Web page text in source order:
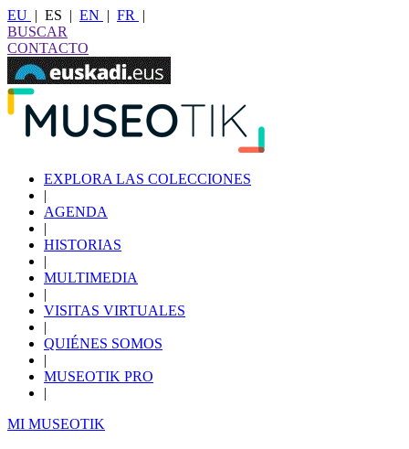
EU | ES | EN | FR
|
BUSCAR
CONTACTO
EXPLORA LAS COLECCIONES
|
AGENDA
|
HISTORIAS
|
MULTIMEDIA
|
VISITAS VIRTUALES
|
QUIÉNES SOMOS
|
MUSEOTIK PRO
|
MI MUSEOTIK